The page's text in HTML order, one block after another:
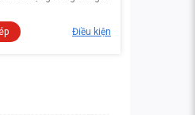
Điều kiện